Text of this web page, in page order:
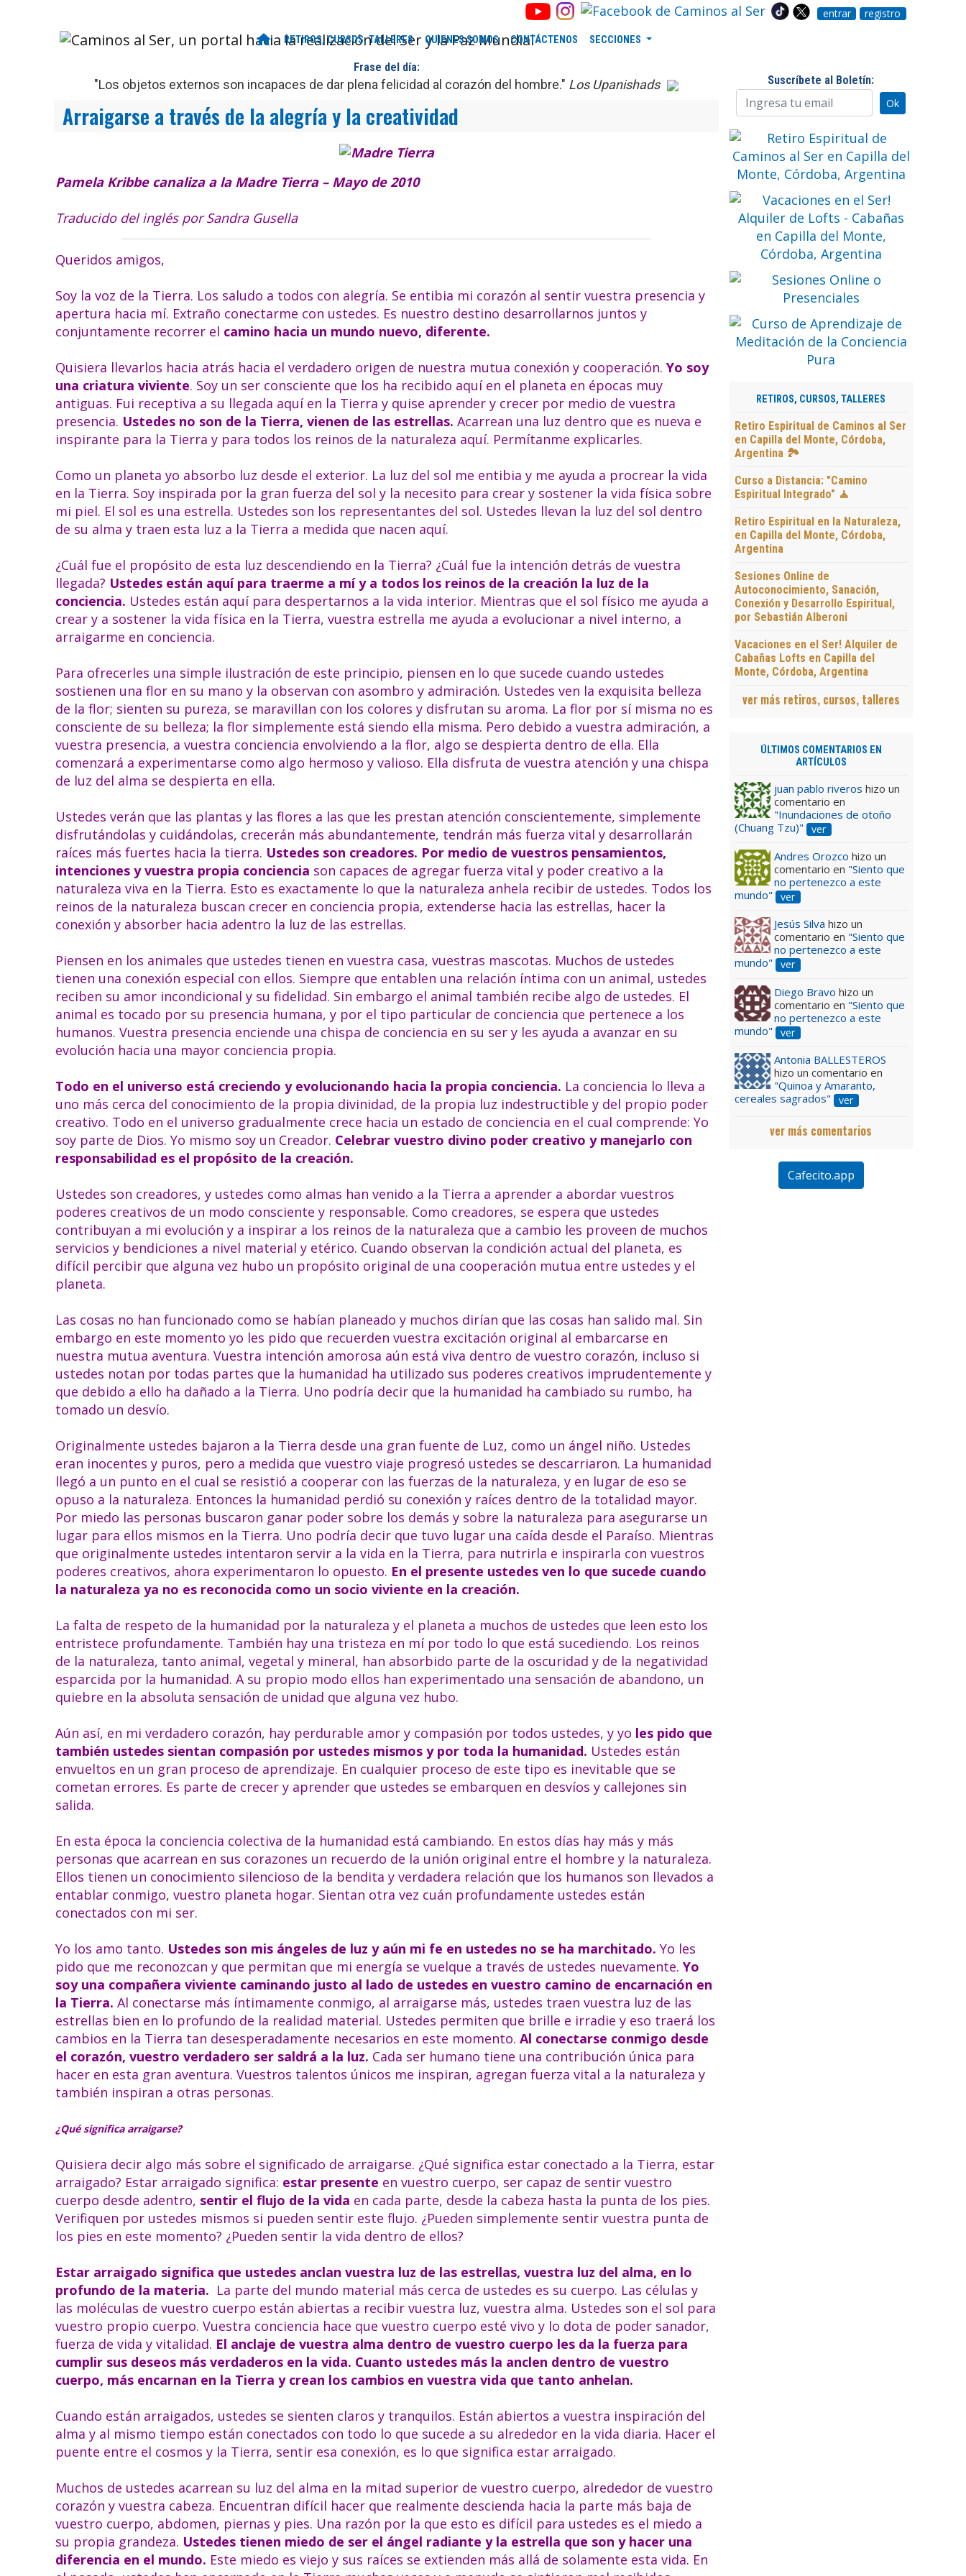
entrar registro
home RETIROS, CURSOS, TALLERES QUIENES SOMOS CONTÁCTENOS SECCIONES
Frase del día:
"Los objetos externos son incapaces de dar plena felicidad al corazón del hombre." Los Upanishads
Arraigarse a través de la alegría y la creatividad
Pamela Kribbe canaliza a la Madre Tierra – Mayo de 2010
Traducido del inglés por Sandra Gusella
Queridos amigos,
Soy la voz de la Tierra. Los saludo a todos con alegría. Se entibia mi corazón al sentir vuestra presencia y
apertura hacia mí. Extraño conectarme con ustedes. Es nuestro destino desarrollarnos juntos y
conjuntamente recorrer el camino hacia un mundo nuevo, diferente.
Quisiera llevarlos hacia atrás hacia el verdadero origen de nuestra mutua conexión y cooperación.Yo soy
una criatura viviente. Soy un ser consciente que los ha recibido aquí en el planeta en épocas muy
antiguas. Fui receptiva a su llegada aquí en la Tierra y quise aprender y crecer por medio de vuestra
presencia. Ustedes no son de la Tierra, vienen de las estrellas. Acarrean una luz dentro que es nueva e
inspirante para la Tierra y para todos los reinos de la naturaleza aquí. Permítanme explicarles.
Como un planeta yo absorbo luz desde el exterior. La luz del sol me entibia y me ayuda a procrear la vida
en la Tierra. Soy inspirada por la gran fuerza del sol y la necesito para crear y sostener la vida física sobre
mi piel. El sol es una estrella. Ustedes son los representantes del sol. Ustedes llevan la luz del sol dentro
de su alma y traen esta luz a la Tierra a medida que nacen aquí.
¿Cuál fue el propósito de esta luz descendiendo en la Tierra? ¿Cuál fue la intención detrás de vuestra
llegada? Ustedes están aquí para traerme a mí y a todos los reinos de la creación la luz de la
conciencia. Ustedes están aquí para despertarnos a la vida interior. Mientras que el sol físico me ayuda a
crear y a sostener la vida física en la Tierra, vuestra estrella me ayuda a evolucionar a nivel interno, a
arraigarme en conciencia.
Para ofrecerles una simple ilustración de este principio, piensen en lo que sucede cuando ustedes
sostienen una flor en su mano y la observan con asombro y admiración. Ustedes ven la exquisita belleza
de la flor; sienten su pureza, se maravillan con los colores y disfrutan su aroma. La flor por sí misma no es
consciente de su belleza; la flor simplemente está siendo ella misma. Pero debido a vuestra admiración, a
vuestra presencia, a vuestra conciencia envolviendo a la flor, algo se despierta dentro de ella. Ella
comenzará a experimentarse como algo hermoso y valioso. Ella disfruta de vuestra atención y una chispa
de luz del alma se despierta en ella.
Ustedes verán que las plantas y las flores a las que les prestan atención conscientemente, simplemente
disfrutándolas y cuidándolas, crecerán más abundantemente, tendrán más fuerza vital y desarrollarán
raíces más fuertes hacia la tierra. Ustedes son creadores. Por medio de vuestros pensamientos,
intenciones y vuestra propia conciencia son capaces de agregar fuerza vital y poder creativo a la
naturaleza viva en la Tierra. Esto es exactamente lo que la naturaleza anhela recibir de ustedes. Todos los
reinos de la naturaleza buscan crecer en conciencia propia, extenderse hacia las estrellas, hacer la
conexión y absorber hacia adentro la luz de las estrellas.
Piensen en los animales que ustedes tienen en vuestra casa, vuestras mascotas. Muchos de ustedes
tienen una conexión especial con ellos. Siempre que entablen una relación íntima con un animal, ustedes
reciben su amor incondicional y su fidelidad. Sin embargo el animal también recibe algo de ustedes. El
animal es tocado por su presencia humana, y por el tipo particular de conciencia que pertenece a los
humanos. Vuestra presencia enciende una chispa de conciencia en su ser y les ayuda a avanzar en su
evolución hacia una mayor conciencia propia.
Todo en el universo está creciendo y evolucionando hacia la propia conciencia. La conciencia lo lleva a
uno más cerca del conocimiento de la propia divinidad, de la propia luz indestructible y del propio poder
creativo. Todo en el universo gradualmente crece hacia un estado de conciencia en el cual comprende: Yo
soy parte de Dios. Yo mismo soy un Creador. Celebrar vuestro divino poder creativo y manejarlo con
responsabilidad es el propósito de la creación.
Ustedes son creadores, y ustedes como almas han venido a la Tierra a aprender a abordar vuestros
poderes creativos de un modo consciente y responsable. Como creadores, se espera que ustedes
contribuyan a mi evolución y a inspirar a los reinos de la naturaleza que a cambio les proveen de muchos
servicios y bendiciones a nivel material y etérico. Cuando observan la condición actual del planeta, es
difícil percibir que alguna vez hubo un propósito original de una cooperación mutua entre ustedes y el
planeta.
Las cosas no han funcionado como se habían planeado y muchos dirían que las cosas han salido mal. Sin
embargo en este momento yo les pido que recuerden vuestra excitación original al embarcarse en
nuestra mutua aventura. Vuestra intención amorosa aún está viva dentro de vuestro corazón, incluso si
ustedes notan por todas partes que la humanidad ha utilizado sus poderes creativos imprudentemente y
que debido a ello ha dañado a la Tierra. Uno podría decir que la humanidad ha cambiado su rumbo, ha
tomado un desvío.
Originalmente ustedes bajaron a la Tierra desde una gran fuente de Luz, como un ángel niño. Ustedes
eran inocentes y puros, pero a medida que vuestro viaje progresó ustedes se descarriaron. La humanidad
llegó a un punto en el cual se resistió a cooperar con las fuerzas de la naturaleza, y en lugar de eso se
opuso a la naturaleza. Entonces la humanidad perdió su conexión y raíces dentro de la totalidad mayor.
Por miedo las personas buscaron ganar poder sobre los demás y sobre la naturaleza para asegurarse un
lugar para ellos mismos en la Tierra. Uno podría decir que tuvo lugar una caída desde el Paraíso. Mientras
que originalmente ustedes intentaron servir a la vida en la Tierra, para nutrirla e inspirarla con vuestros
poderes creativos, ahora experimentaron lo opuesto. En el presente ustedes ven lo que sucede cuando
la naturaleza ya no es reconocida como un socio viviente en la creación.
La falta de respeto de la humanidad por la naturaleza y el planeta a muchos de ustedes que leen esto los
entristece profundamente. También hay una tristeza en mí por todo lo que está sucediendo. Los reinos
de la naturaleza, tanto animal, vegetal y mineral, han absorbido parte de la oscuridad y de la negatividad
esparcida por la humanidad. A su propio modo ellos han experimentado una sensación de abandono, un
quiebre en la absoluta sensación de unidad que alguna vez hubo.
Aún así, en mi verdadero corazón, hay perdurable amor y compasión por todos ustedes, y yo les pido que
también ustedes sientan compasión por ustedes mismos y por toda la humanidad. Ustedes están
envueltos en un gran proceso de aprendizaje. En cualquier proceso de este tipo es inevitable que se
cometan errores. Es parte de crecer y aprender que ustedes se embarquen en desvíos y callejones sin
salida.
En esta época la conciencia colectiva de la humanidad está cambiando. En estos días hay más y más
personas que acarrean en sus corazones un recuerdo de la unión original entre el hombre y la naturaleza.
Ellos tienen un conocimiento silencioso de la bendita y verdadera relación que los humanos son llevados a
entablar conmigo, vuestro planeta hogar. Sientan otra vez cuán profundamente ustedes están
conectados con mi ser.
Yo los amo tanto. Ustedes son mis ángeles de luz y aún mi fe en ustedes no se ha marchitado. Yo les
pido que me reconozcan y que permitan que mi energía se vuelque a través de ustedes nuevamente.Yo
soy una compañera viviente caminando justo al lado de ustedes en vuestro camino de encarnación en
la Tierra.Al conectarse más íntimamente conmigo, al arraigarse más, ustedes traen vuestra luz de las
estrellas bien en lo profundo de la realidad material. Ustedes permiten que brille e irradie y eso traerá los
cambios en la Tierra tan desesperadamente necesarios en este momento. Al conectarse conmigo desde
el corazón, vuestro verdadero ser saldrá a la luz. Cada ser humano tiene una contribución única para
hacer en esta gran aventura. Vuestros talentos únicos me inspiran, agregan fuerza vital a la naturaleza y
también inspiran a otras personas.
¿Qué significa arraigarse?
Quisiera decir algo más sobre el significado de arraigarse. ¿Qué significa estar conectado a la Tierra, estar
arraigado? Estar arraigado significa: estar presente en vuestro cuerpo, ser capaz de sentir vuestro
cuerpo desde adentro, sentir el flujo de la vida en cada parte, desde la cabeza hasta la punta de los pies.
Verifiquen por ustedes mismos si pueden sentir este flujo. ¿Pueden simplemente sentir vuestra punta de
los pies en este momento? ¿Pueden sentir la vida dentro de ellos?
Estar arraigado significa que ustedes anclan vuestra luz de las estrellas, vuestra luz del alma, en lo
profundo de la materia. La parte del mundo material más cerca de ustedes es su cuerpo. Las células y
las moléculas de vuestro cuerpo están abiertas a recibir vuestra luz, vuestra alma. Ustedes son el sol para
vuestro propio cuerpo. Vuestra conciencia hace que vuestro cuerpo esté vivo y lo dota de poder sanador,
fuerza de vida y vitalidad. El anclaje de vuestra alma dentro de vuestro cuerpo les da la fuerza para
cumplir sus deseos más verdaderos en la vida. Cuanto ustedes más la anclen dentro de vuestro
cuerpo, más encarnan en la Tierra y crean los cambios en vuestra vida que tanto anhelan.
Cuando están arraigados, ustedes se sienten claros y tranquilos. Están abiertos a vuestra inspiración del
alma y al mismo tiempo están conectados con todo lo que sucede a su alrededor en la vida diaria. Hacer el
puente entre el cosmos y la Tierra, sentir esa conexión, es lo que significa estar arraigado.
Muchos de ustedes acarrean su luz del alma en la mitad superior de vuestro cuerpo, alrededor de vuestro
corazón y vuestra cabeza. Encuentran difícil hacer que realmente descienda hacia la parte más baja de
vuestro cuerpo, abdomen, piernas y pies. Una razón por la que esto es difícil para ustedes es el miedo a
su propia grandeza. Ustedes tienen miedo de ser el ángel radiante y la estrella que son y hacer una
diferencia en el mundo. Este miedo es viejo y sus raíces se extienden más allá de solamente esta vida. En
Suscríbete al Boletín:
RETIROS, CURSOS, TALLERES
Retiro Espiritual de Caminos al Ser
en Capilla del Monte, Córdoba,
Argentina 🏞️
Curso a Distancia: "Camino
Espiritual Integrado" 🧘
Retiro Espiritual en la Naturaleza,
en Capilla del Monte, Córdoba,
Argentina
Sesiones Online de
Autoconocimiento, Sanación,
Conexión y Desarrollo Espiritual,
por Sebastián Alberoni
Vacaciones en el Ser! Alquiler de
Cabañas Lofts en Capilla del
Monte, Córdoba, Argentina
ver más retiros, cursos, talleres
ÚLTIMOS COMENTARIOS EN
ARTÍCULOS
juan pablo riveros hizo un
comentario en
"Inundaciones de otoño
(Chuang Tzu)"
ver
Andres Orozco hizo un
comentario en "Siento que
no pertenezco a este
mundo"
ver
Jesús Silva hizo un
comentario en "Siento que
no pertenezco a este
mundo"
ver
Diego Bravo hizo un
comentario en "Siento que
no pertenezco a este
mundo"
ver
Antonia BALLESTEROS
hizo un comentario en
"Quinoa y Amaranto,
cereales sagrados"
ver
ver más comentarios
Cafecito.app